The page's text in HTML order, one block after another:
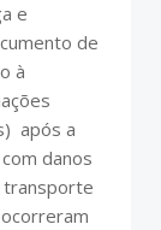
e
de
à
após a
danos
transporte